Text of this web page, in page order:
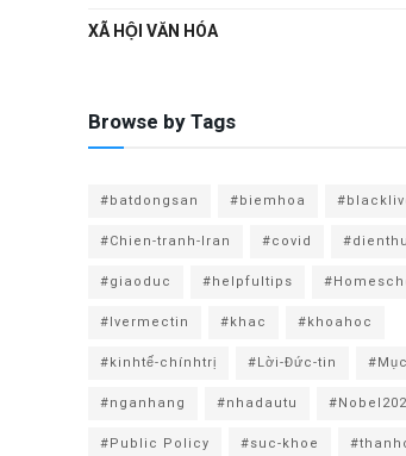
XÃ HỘI VĂN HÓA
Browse by Tags
#batdongsan #biemhoa
#Chien-tranh-Iran
#covid
#giaoduc
#helpfultips
#Ivermectin
#khac
#khoahoc
#kinhtế-chínhtrị
#Lời-Đức-tin
#nganhang
#nhadautu
#Public Policy
#suc-khoe